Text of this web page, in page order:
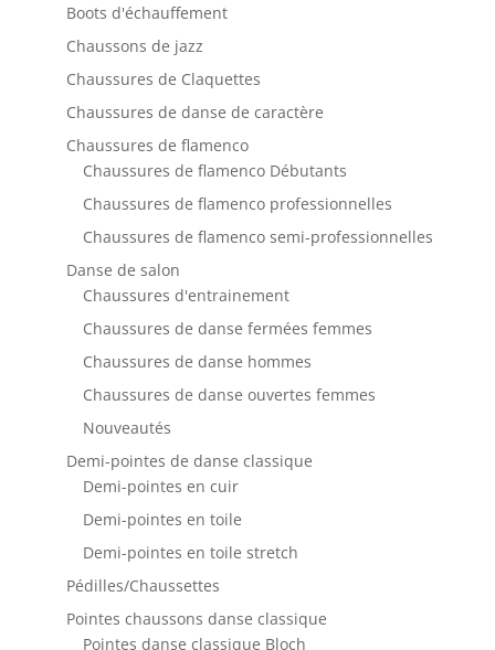
Boots d'échauffement
Chaussons de jazz
Chaussures de Claquettes
Chaussures de danse de caractère
Chaussures de flamenco
Chaussures de flamenco Débutants
Chaussures de flamenco professionnelles
Chaussures de flamenco semi-professionnelles
Danse de salon
Chaussures d'entrainement
Chaussures de danse fermées femmes
Chaussures de danse hommes
Chaussures de danse ouvertes femmes
Nouveautés
Demi-pointes de danse classique
Demi-pointes en cuir
Demi-pointes en toile
Demi-pointes en toile stretch
Pédilles/Chaussettes
Pointes chaussons danse classique
Pointes danse classique Bloch